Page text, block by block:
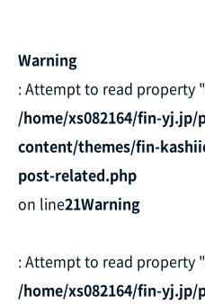
Warning
: Attempt to read property
/home/xs082164/fin-
content/themes/fin-
post-related.php
on line21Warning
: Attempt to read property
/home/xs082164/fin-